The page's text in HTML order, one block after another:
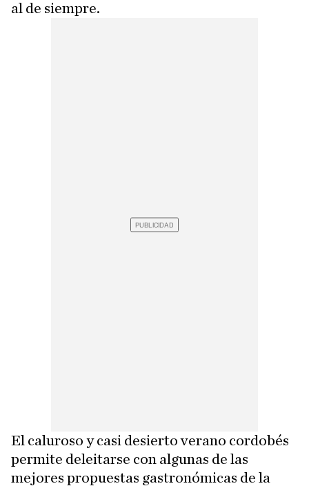
al de siempre.
El caluroso y casi desierto verano cordobés
permite deleitarse con algunas de las
mejores propuestas gastronómicas de la